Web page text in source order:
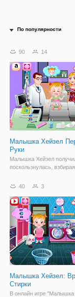
По популярности
90 14
Малышка Хейзел
Руки
Малышка Хейзел
поскользнулась,
боли, когда ее рука
медицинского лечения.
Хейзел не может
40 3
Малышка Хейзел:
Стирки
В онлайн игре "Малышка